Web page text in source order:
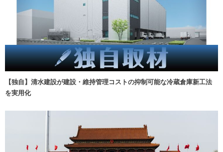
【独自】清水建設が建設・維持管理コストの抑制可能な冷蔵倉庫新工法
を実用化